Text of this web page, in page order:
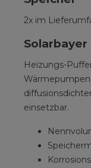
2x im
Heizungs-
einsetzbar.